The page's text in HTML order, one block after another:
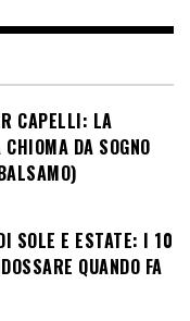
CAPELLI: LA
DA SOGNO
SOLE E ESTATE: I 10
QUANDO FA